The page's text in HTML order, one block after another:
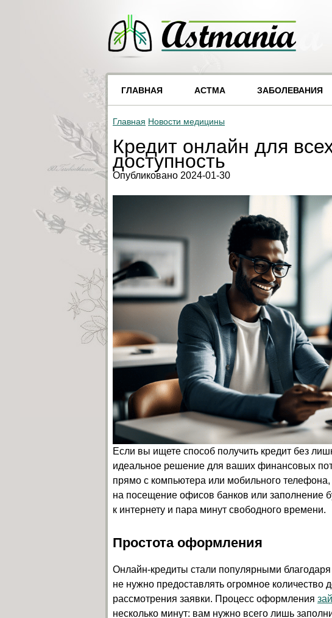
ГЛАВНАЯ АСТМА ЗАБОЛЕВАНИЯ
Главная Новости медицины
Кредит онлайн для
доступность
Опубликовано 2024-01-30
Если вы ищете способ получить кредит без
идеальное решение для ваших финансовых
прямо с компьютера или мобильного
на посещение офисов банков или заполнение
к интернету и пара минут свободного времени.
Простота оформления
Онлайн-кредиты стали популярными
не нужно предоставлять огромное количество
рассмотрения заявки. Процесс оформления
несколько минут: вам нужно всего лишь